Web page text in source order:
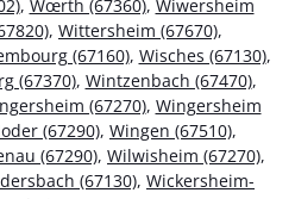
, Wœrth (67360), Wiwersheim
, Wittersheim (67670),
(67160), Wisches (67130),
(67370), Wintzenbach (67470),
(67270), Wingersheim
(67290), Wingen (67510),
(67290), Wilwisheim (67270),
(67130), Wickersheim-